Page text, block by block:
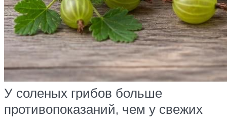
У соленых грибов больше
противопоказаний, чем у свежих